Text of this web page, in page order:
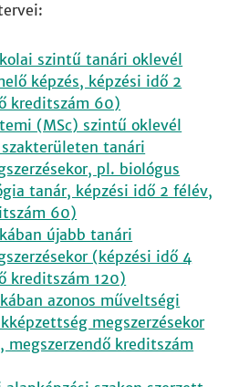
szintű tanári oklevél
képzés, képzési idő 2
kreditszám 60)
(MSc) szintű oklevél
tanári
pl. biológus
tanár, képzési idő 2 félév,
60)
újabb tanári
(képzési idő 4
kreditszám 120)
azonos műveltségi
megszerzésekor
megszerzendő kreditszám